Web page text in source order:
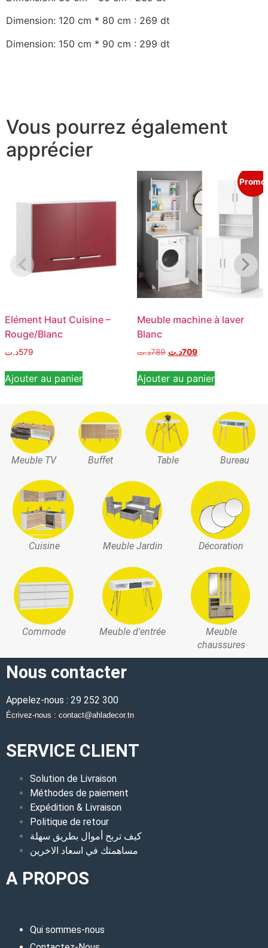
Dimension: 120 cm * 80 cm : 269 dt
Dimension: 150 cm * 90 cm : 299 dt
Vous pourrez également
apprécier
Elément Haut Cuisine –
Rouge/Blanc
579د.ت
Ajouter au panier
Promo
Meuble machine à laver
Blanc
789د.ت 709د.ت
Ajouter au panier
Meuble TV Buffet Table Bureau
Cuisine Meuble Jardin Décoration
Commode Meuble d'entrée
Meuble
chaussures
Nous contacter
Appelez-nous : 29 252 300
Écrivez-nous : contact@ahladecor.tn
SERVICE CLIENT
Solution de Livraison
Méthodes de paiement
Expédition & Livraison
Politique de retour
كيف تربح أموال بطريق سهلة
مساهمتك في اسعاد الاخرين
A PROPOS
Qui sommes-nous